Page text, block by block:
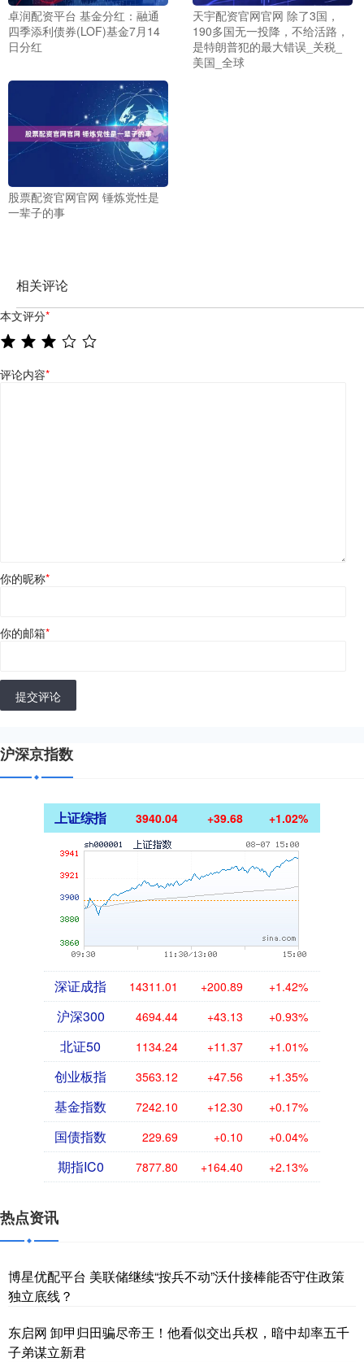
卓润配资平台 基金分红：融通
四季添利债券(LOF)基金7月14
日分红
天宇配资官网官网 除了3国，
190多国无一投降，不给活路，
是特朗普犯的最大错误_关税_
美国_全球
股票配资官网官网 锤炼党性是
一辈子的事
相关评论
本文评分*
评论内容*
你的昵称*
你的邮箱*
提交评论
沪深京指数
上证综指 3940.04 +39.68 +1.02%
深证成指 14311.01 +200.89 +1.42%
沪深300 4694.44 +43.13 +0.93%
北证50 1134.24 +11.37 +1.01%
创业板指 3563.12 +47.56 +1.35%
基金指数 7242.10 +12.30 +0.17%
国债指数 229.69 +0.10 +0.04%
期指IC0 7877.80 +164.40 +2.13%
热点资讯
博星优配平台 美联储继续“按兵不动”沃什接棒能否守住政策
独立底线？
东启网 卸甲归田骗尽帝王！他看似交出兵权，暗中却率五千
子弟谋立新君